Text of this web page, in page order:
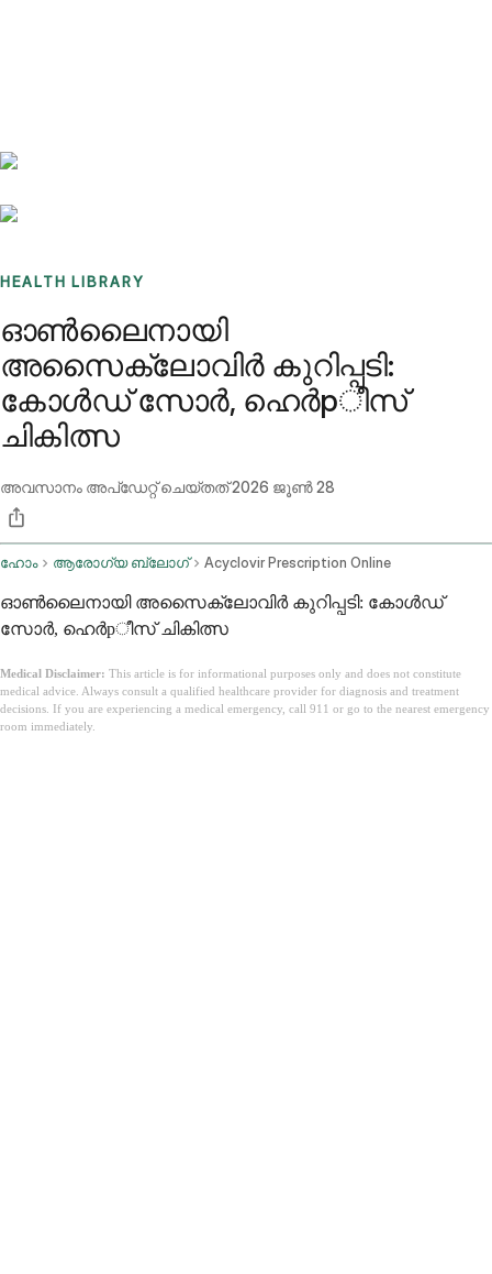
HEALTH LIBRARY
ഓൺലൈനായി
അസൈക്ലോവിർ കുറിപ്പടി:
കോൾഡ് സോർ, ഹെർ‌pീസ്
ചികിത്സ
അവസാനം അപ്ഡേറ്റ് ചെയ്തത്2026 ജൂൺ 28
ഹോം ആരോഗ്യ ബ്ലോഗ് Acyclovir Prescription Online
ഓൺലൈനായി അസൈക്ലോവിർ കുറിപ്പടി: കോൾഡ്
സോർ, ഹെർ‌pീസ് ചികിത്സ
Medical Disclaimer: This article is for informational purposes only and does not constitute
medical advice. Always consult a qualified healthcare provider for diagnosis and treatment
decisions. If you are experiencing a medical emergency, call 911 or go to the nearest emergency
room immediately.